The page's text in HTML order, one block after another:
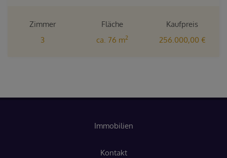
Zimmer
3
Fläche
ca. 76 m2
Kaufpreis
256.000,00 €
Immobilien
Kontakt